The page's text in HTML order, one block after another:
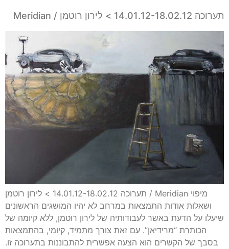
תערוכה 14.01.12-18.02.12 > לירון רוטמן / Meridian
תערוכה 14.01.12-18.02.12 > לירון רוטמן / Meridian מיפוי
ושאלות אודות התמצאות במרחב לא יהיו המושגים הראשונים
שיעלו על הדעת באשר לעבודותיה של לירון רוטמן, ללא קיומה של
הכותרת “מרידיאן”. עם זאת צורך מתמיד, קיומי, בהתמצאות
בסבך של הקשרים הוא הצעה אפשרית להתבוננות בתערוכה זו.